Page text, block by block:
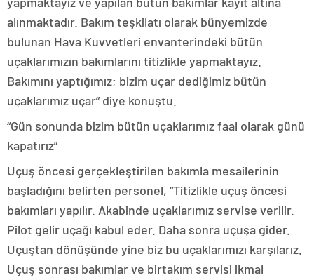
alınmaktadır. Bakım teşkilatı olarak bünyemizde
bulunan Hava Kuvvetleri envanterindeki bütün
uçaklarımızın bakımlarını titizlikle yapmaktayız.
Bakımını yaptığımız; bizim uçar dediğimiz bütün
uçaklarımız uçar” diye konuştu.
“Gün sonunda bizim bütün uçaklarımız faal olarak günü
kapatırız”
Uçuş öncesi gerçekleştirilen bakımla mesailerinin
başladığını belirten personel, “Titizlikle uçuş öncesi
bakımları yapılır. Akabinde uçaklarımız servise verilir.
Pilot gelir uçağı kabul eder. Daha sonra uçuşa gider.
Uçuştan dönüşünde yine biz bu uçaklarımızı karşılarız.
Uçuş sonrası bakımlar ve birtakım servisi ikmal